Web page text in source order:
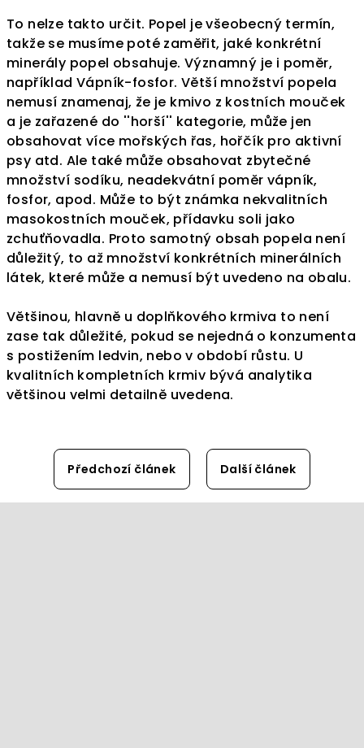
To nelze takto určit. Popel je všeobecný termín,
takže se musíme poté zaměřit, jaké konkrétní
minerály popel obsahuje. Významný je i poměr,
například Vápník-fosfor. Větší množství popela
nemusí znamenaj, že je kmivo z kostních mouček
a je zařazené do ''horší'' kategorie, může jen
obsahovat více mořských řas, hořčík pro aktivní
psy atd. Ale také může obsahovat zbytečné
množství sodíku, neadekvátní poměr vápník,
fosfor, apod. Může to být známka nekvalitních
masokostních mouček, přídavku soli jako
zchuťňovadla. Proto samotný obsah popela není
důležitý, to až množství konkrétních minerálních
látek, které může a nemusí být uvedeno na obalu.
Většinou, hlavně u doplňkového krmiva to není
zase tak důležité, pokud se nejedná o konzumenta
s postižením ledvin, nebo v období růstu. U
kvalitních kompletních krmiv bývá analytika
většinou velmi detailně uvedena.
Předchozí článek Další článek